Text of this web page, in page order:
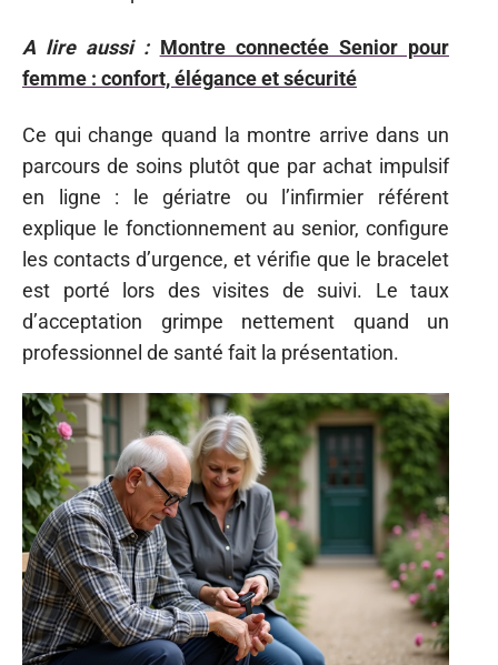
A lire aussi : Montre connectée Senior pour
femme : confort, élégance et sécurité
Ce qui change quand la montre arrive dans un
parcours de soins plutôt que par achat impulsif
en ligne : le gériatre ou l’infirmier référent
explique le fonctionnement au senior, configure
les contacts d’urgence, et vérifie que le bracelet
est porté lors des visites de suivi. Le taux
d’acceptation grimpe nettement quand un
professionnel de santé fait la présentation.